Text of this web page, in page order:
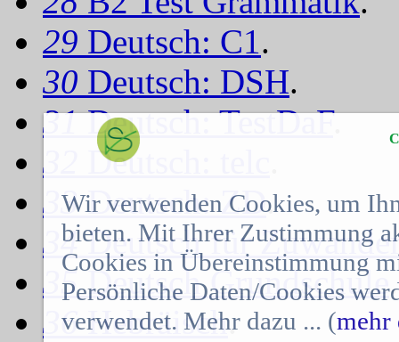
29 Deutsch: C1.
30 Deutsch: DSH.
31Deutsch: TestDaF.
32
Deutsch: telc
33Deutsch: ZD.
34Deutsch für
35Deutsch Grundschule.
36Hebräisch.
Wir verwenden Cookies, um
bieten. Mit Ihrer Zustimmung
Cookies in Übereinstimmung
Persönliche Daten/Cookies
verwendet. Mehr dazu ... (mehr